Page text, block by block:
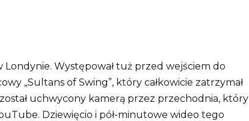
Występował tuż przed wejściem do
„Sultans of Swing”, który całkowicie zatrzymał
uchwycony kamerą przez przechodnia, który
Dziewięcio i pół-minutowe wideo tego